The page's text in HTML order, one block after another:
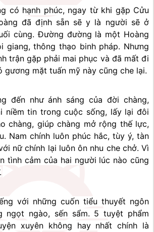
có hạnh phúc, ngay từ khi gặp Cửu
đã định sẵn sẽ y là người sẽ ở
cùng. Đường đường là một Hoàng
giang, thông thạo binh pháp. Nhưng
trận gặp phải mai phục và đã mất đi
gương mặt tuấn mỹ này cũng che lại.
đến như ánh sáng của đời chàng,
niềm tin trong cuộc sống, lấy lại đôi
chàng, giúp chàng mở rộng thế lực,
Nam chính luôn phúc hắc, tùy ý, tàn
nữ chính lại luôn ôn nhu che chở. Vì
tình cảm của hai người lúc nào cũng
với những cuốn tiểu thuyết ngôn
ngọt ngào, sến sẩm. 5 tuyệt phẩm
xuyên không hay nhất chính là